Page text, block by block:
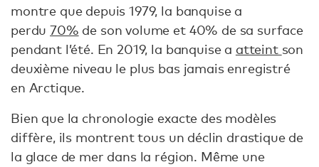
montre que depuis 1979, la banquise a
perdu70% de son volume et 40% de sa surface
pendant l’été. En 2019, la banquise a atteint son
deuxième niveau le plus bas jamais enregistré
en Arctique.
Bien que la chronologie exacte des modèles
diffère, ils montrent tous un déclin drastique de
la glace de mer dans la région. Même une